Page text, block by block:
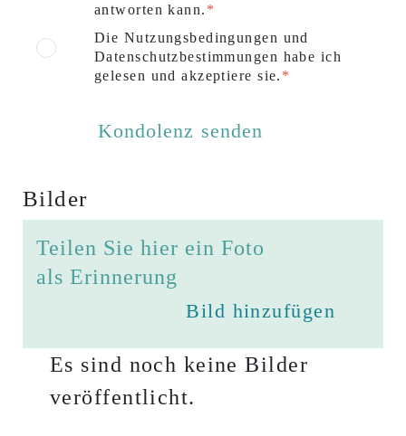
antworten kann.
Die Nutzungsbedingungen und
Datenschutzbestimmungen habe ich
gelesen und akzeptiere sie.
Bilder
Teilen Sie hier ein Foto
als Erinnerung
Bild hinzufügen
Es sind noch keine Bilder
veröffentlicht.